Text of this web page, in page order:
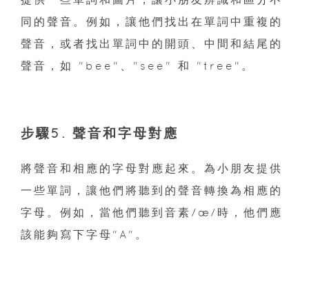
同的聲音。例如，讓他們找出在單詞中重複的
聲音，或者找出單詞中的開頭、中間和結尾的
聲音，如 "bee"、"see" 和 "tree"。
步驟5. 聲音和字母對應
將聲音和相應的字母對應起來。為小朋友提供
一些單詞，讓他們將聽到的聲音轉換為相應的
字母。例如，當他們聽到音素/æ/時，他們應
該能夠寫下字母"A"。